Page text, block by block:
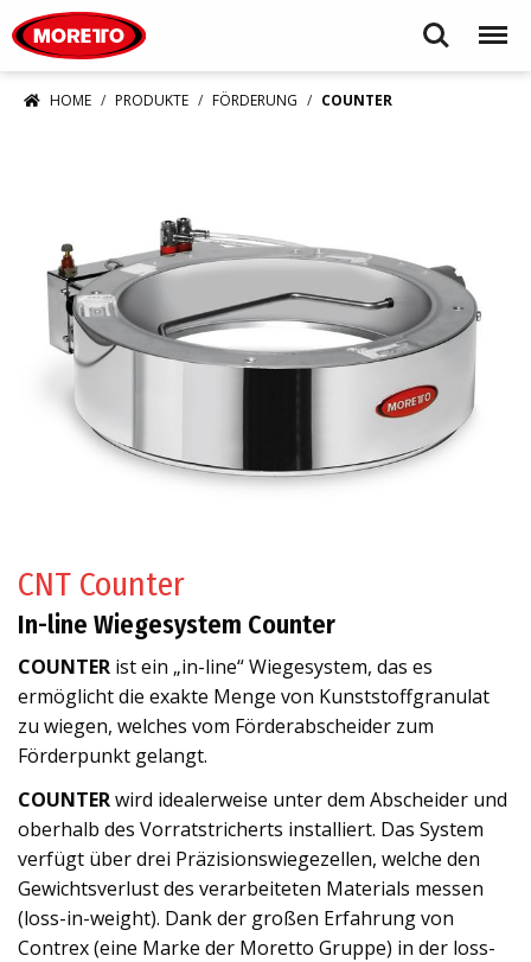
Search Menu
HOME PRODUKTE FÖRDERUNG COUNTER
CNT Counter
In-line Wiegesystem Counter
COUNTER ist ein „in-line“ Wiegesystem, das es
ermöglicht die exakte Menge von Kunststoffgranulat
zu wiegen, welches vom Förderabscheider zum
Förderpunkt gelangt.
COUNTERwird idealerweise unter dem Abscheider und
oberhalb des Vorratstricherts installiert. Das System
verfügt über drei Präzisionswiegezellen, welche den
Gewichtsverlust des verarbeiteten Materials messen
(loss-in-weight). Dank der großen Erfahrung von
Contrex (eine Marke der Moretto Gruppe) in der loss-